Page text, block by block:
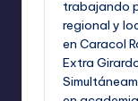
trabajando
regional y
en Caracol
Extra